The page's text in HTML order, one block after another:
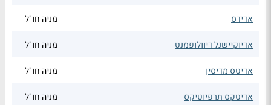
אדידס מניה חו"ל
אדיוקיישנל דיוולופמנט מניה חו"ל
אדיטס מדיסין מניה חו"ל
אדיטקס תרפיוטיקס מניה חו"ל